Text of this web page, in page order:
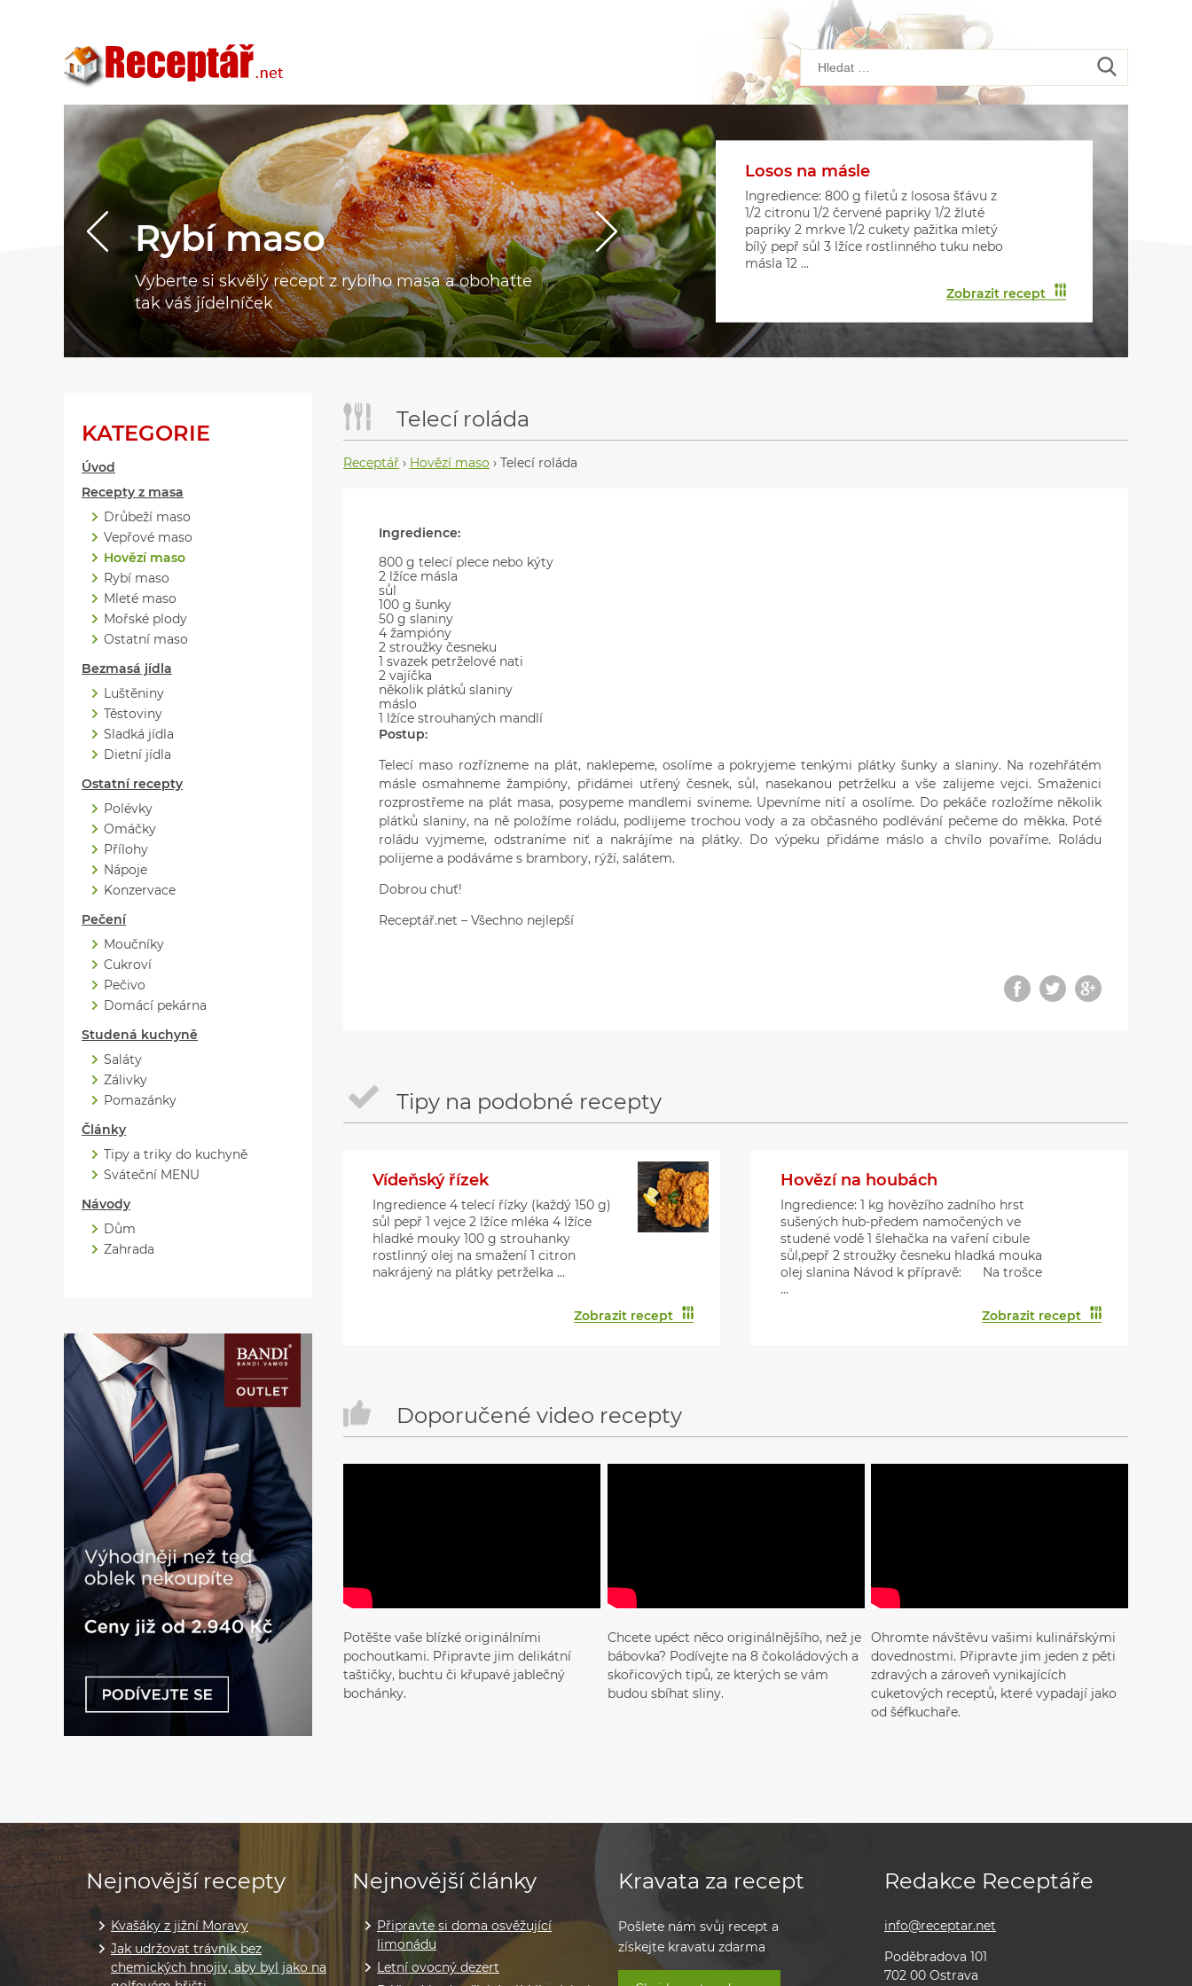
Rybí maso
Vyberte si skvělý recept z rybího masa a obohaťte
tak váš jídelníček
Losos na másle
Ingredience: 800 g filetů z lososa šťávu z
1/2 citronu 1/2 červené papriky 1/2 žluté
papriky 2 mrkve 1/2 cukety pažitka mletý
bílý pepř sůl 3 lžíce rostlinného tuku nebo
másla 12 ...
Zobrazit recept
Květákové placičky s houbami
Srdíčkové muffiny
KATEGORIE
Úvod
Recepty z masa
Drůbeží maso
Vepřové maso
Hovězí maso
Rybí maso
Mleté maso
Mořské plody
Ostatní maso
Bezmasá jídla
Luštěniny
Těstoviny
Sladká jídla
Dietní jídla
Ostatní recepty
Polévky
Omáčky
Přílohy
Nápoje
Konzervace
Pečení
Moučníky
Cukroví
Pečivo
Domácí pekárna
Studená kuchyně
Saláty
Zálivky
Pomazánky
Články
Tipy a triky do kuchyně
Sváteční MENU
Návody
Dům
Zahrada
Telecí roláda
Receptář › Hovězí maso › Telecí roláda
Ingredience:
800 g telecí plece nebo kýty
2 lžíce másla
sůl
100 g šunky
50 g slaniny
4 žampióny
2 stroužky česneku
1 svazek petrželové nati
2 vajíčka
několik plátků slaniny
máslo
1 lžíce strouhaných mandlí
Postup:
Telecí maso rozřízneme na plát, naklepeme, osolíme a pokryjeme tenkými plátky šunky a slaniny. Na rozehřátém
másle osmahneme žampióny, přidámei utřený česnek, sůl, nasekanou petrželku a vše zalijeme vejci. Smaženici
rozprostřeme na plát masa, posypeme mandlemi svineme. Upevníme nití a osolíme. Do pekáče rozložíme několik
plátků slaniny, na ně položíme roládu, podlijeme trochou vody a za občasného podlévání pečeme do měkka. Poté
roládu vyjmeme, odstraníme niť a nakrájíme na plátky. Do výpeku přidáme máslo a chvílo povaříme. Roládu
polijeme a podáváme s brambory, rýží, salátem.
Dobrou chuť!
Receptář.net – Všechno nejlepší
Tipy na podobné recepty
Vídeňský řízek
Ingredience 4 telecí řízky (každý 150 g)
sůl pepř 1 vejce 2 lžíce mléka 4 lžíce
hladké mouky 100 g strouhanky
rostlinný olej na smažení 1 citron
nakrájený na plátky petrželka ...
Zobrazit recept
Hovězí na houbách
Ingredience: 1 kg hovězího zadního hrst
sušených hub-předem namočených ve
studené vodě 1 šlehačka na vaření cibule
sůl,pepř 2 stroužky česneku hladká mouka
olej slanina Návod k přípravě: Na trošce
...
Zobrazit recept
Doporučené video recepty
Potěšte vaše blízké originálními
pochoutkami. Připravte jim delikátní
taštičky, buchtu či křupavé jablečný
bochánky.
Chcete upéct něco originálnějšího, než je
bábovka? Podívejte na 8 čokoládových a
skořicových tipů, ze kterých se vám
budou sbíhat sliny.
Ohromte návštěvu vašimi kulinářskými
dovednostmi. Připravte jim jeden z pěti
zdravých a zároveň vynikajících
cuketových receptů, které vypadají jako
od šéfkuchaře.
Nejnovější recepty
Kvašáky z jižní Moravy
Jak udržovat trávník bez
chemických hnojiv, aby byl jako na
Nejnovější články
Připravte si doma osvěžující
limonádu
Letní ovocný dezert
Kravata za recept
Pošlete nám svůj recept a
získejte kravatu zdarma
Redakce Receptáře
info@receptar.net
Poděbradova 101
702 00 Ostrava